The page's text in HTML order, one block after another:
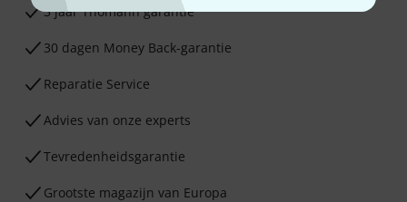
3 jaar Thomann garantie
30 dagen Money Back-garantie
Reparatie Service
Advies van onze experts
Tevredenheidsgarantie
Grootste magazijn van Europa